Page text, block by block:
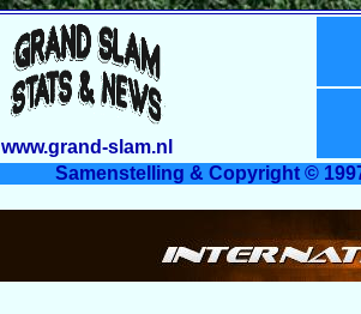
www.grand-slam.nl
Samenstelling & Copyright ©